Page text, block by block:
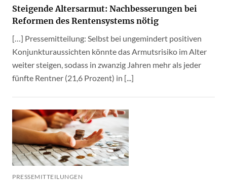
Steigende Altersarmut: Nachbesserungen bei
Reformen des Rentensystems nötig
[…] Pressemitteilung: Selbst bei ungemindert positiven
Konjunkturaussichten könnte das Armutsrisiko im Alter
weiter steigen, sodass in zwanzig Jahren mehr als jeder
fünfte Rentner (21,6 Prozent) in [...]
PRESSEMITTEILUNGEN